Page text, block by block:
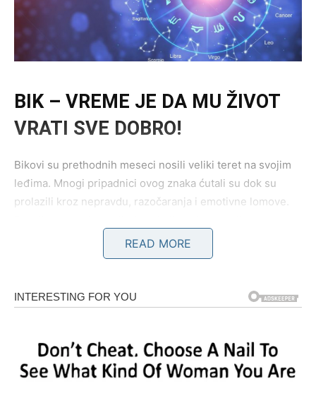
BIK – VREME JE DA MU ŽIVOT
VRATI SVE DOBRO!
Bikovi su prethodnih meseci nosili veliki teret na svojim
leđima. Mnogi pripadnici ovog znaka ćutali su dok su
prolazili kroz nepravdu, razočaranja i emotivne lomove.
pomagali su čak i onda kada njima niko nije pružao ruku.
Od 20. maja za Bikove počinje period ogromne životne
obraduje i pokaže im da nijedna njihova suza nije bila
uzaludna.
READ MORE